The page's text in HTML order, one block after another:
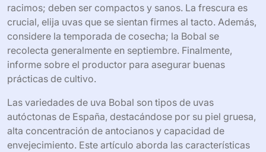
racimos; deben ser compactos y sanos. La frescura es
crucial, elija uvas que se sientan firmes al tacto. Además,
considere la temporada de cosecha; la Bobal se
recolecta generalmente en septiembre. Finalmente,
informe sobre el productor para asegurar buenas
prácticas de cultivo.
Las variedades de uva Bobal son tipos de uvas
autóctonas de España, destacándose por su piel gruesa,
alta concentración de antocianos y capacidad de
envejecimiento. Este artículo aborda las características